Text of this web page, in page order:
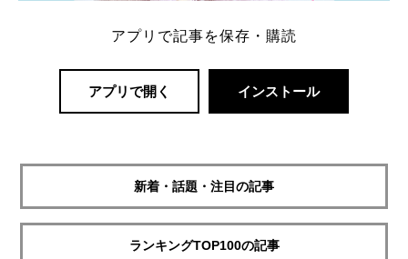
アプリで記事を保存・購読
アプリで開く インストール
新着・話題・注目の記事
ランキングTOP100の記事